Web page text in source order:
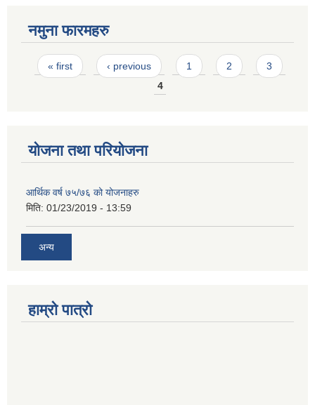
नमुना फारमहरु
Pages
« first ‹ previous 1 2
3
4
योजना तथा परियोजना
आर्थिक वर्ष ७५/७६ को योजनाहरु
मिति: 01/23/2019 - 13:59
अन्य
हाम्रो पात्रो